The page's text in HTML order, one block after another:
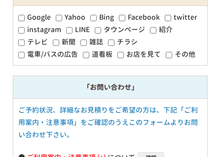
Google Yahoo Bing Facebook
twitter
instagram
LINE タウンページ
紹介
テレビ
新聞 雑誌
チラシ
電車/バスの広告
道看板 お店を見て その他
「お問い合わせ」
ご予約状況、詳細なお見積りをご希望の方は、下記「ご利
用案内・注意事項」をご確認のうえこのフォームよりお問
い合わせ下さい。